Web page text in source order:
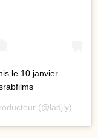
le 10 janvier
(@ladjly) le